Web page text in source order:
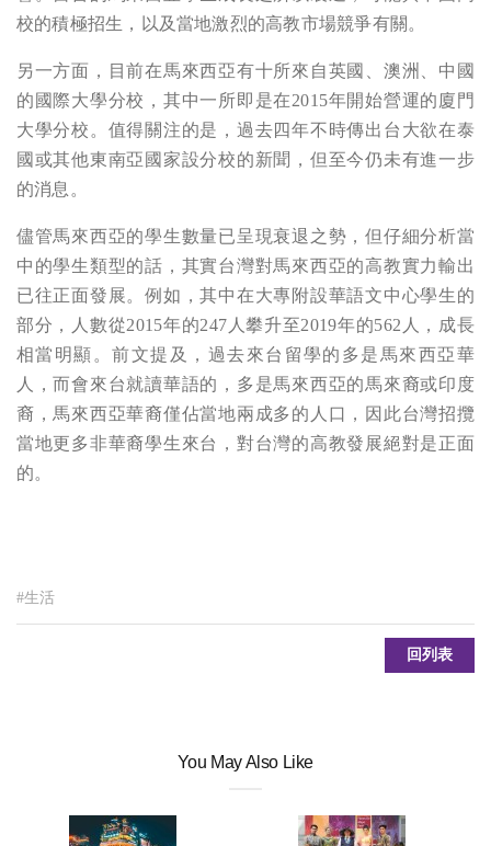
校的積極招生，以及當地激烈的高教市場競爭有關。
另一方面，目前在馬來西亞有十所來自英國、澳洲、中國
的國際大學分校，其中一所即是在2015年開始營運的廈門
大學分校。值得關注的是，過去四年不時傳出台大欲在泰
國或其他東南亞國家設分校的新聞，但至今仍未有進一步
的消息。
儘管馬來西亞的學生數量已呈現衰退之勢，但仔細分析當
中的學生類型的話，其實台灣對馬來西亞的高教實力輸出
已往正面發展。例如，其中在大專附設華語文中心學生的
部分，人數從2015年的247人攀升至2019年的562人，成長
相當明顯。前文提及，過去來台留學的多是馬來西亞華
人，而會來台就讀華語的，多是馬來西亞的馬來裔或印度
裔，馬來西亞華裔僅佔當地兩成多的人口，因此台灣招攬
當地更多非華裔學生來台，對台灣的高教發展絕對是正面
的。
#生活
回列表
You May Also Like